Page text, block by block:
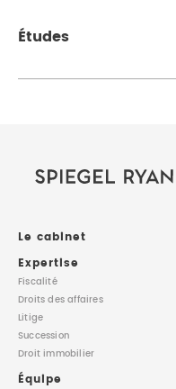
Études
Le cabinet
Expertise
Fiscalité
Droits des affaires
Litige
Succession
Droit immobilier
Équipe